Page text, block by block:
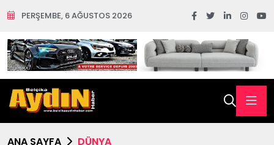
PERŞEMBE, 6 AĞUSTOS 2026
ANA SAYFA DÜNYA